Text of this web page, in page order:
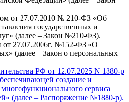
от 27.07.2010 № 210-ФЗ «Об
государственных и
(далее – Закон №210-ФЗ).
от 27.07.2006г. №152-ФЗ «О
(далее – Закон о персональных
РФ от 12.07.2025 N 1880-р
создание и
сервиса
(далее – Распоряжение №1880-р).